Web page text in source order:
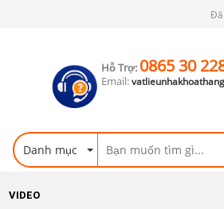
Hỗ Trợ: 0865 30
Email:
Danh mục
VIDEO